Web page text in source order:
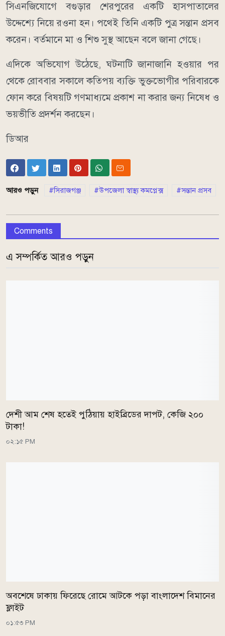
সিএনজিযোগে বগুড়ার শেরপুরের একটি হাসপাতালের
উদ্দেশ্যে নিয়ে রওনা হন। পথেই তিনি একটি পুত্র সন্তান প্রসব
করেন। বর্তমানে মা ও শিশু সুস্থ আছেন বলে জানা গেছে।
এদিকে অভিযোগ উঠেছে, ঘটনাটি জানাজানি হওয়ার পর
থেকে রোববার সকালে কতিপয় ব্যক্তি ভুক্তভোগীর পরিবারকে
ফোন করে বিষয়টি গণমাধ্যমে প্রকাশ না করার জন্য নিষেধ ও
ভয়ভীতি প্রদর্শন করছেন।
ডিআর
আরও পড়ুন সিরাজগঞ্জ উপজেলা স্বাস্থ্য কমপ্লেক্স সন্তান প্রসব
Comments
এ সম্পর্কিত আরও পড়ুন
দেশী আম শেষ হতেই পুঠিয়ায় হাইব্রিডের দাপট, কেজি ২০০
টাকা!
০২:১৫ PM
অবশেষে ঢাকায় ফিরেছে রোমে আটকে পড়া বাংলাদেশ বিমানের
ফ্লাইট
০১:৫৩ PM